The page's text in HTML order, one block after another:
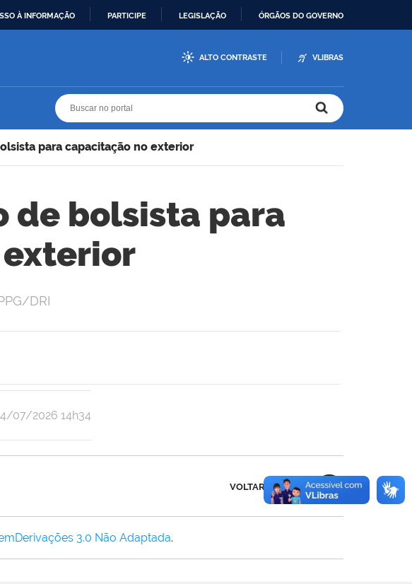
À INFORMAÇÃO PARTICIPE LEGISLAÇÃO ÓRGÃOS DO GOVERNO
ALTO CONTRASTE VLIBRAS
para capacitação no exterior
de bolsista para
DRI
07/2026 14h34
VOLTAR AO TOPO
3.0 Não Adaptada.